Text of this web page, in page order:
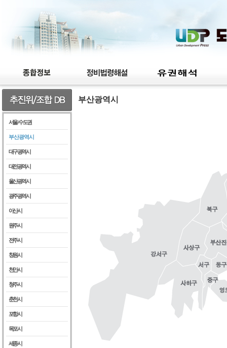
서울 / 수도권
부산광역시
대구광역시
대전광역시
울산광역시
광주광역시
아산시
원주시
전주시
창원시
천안시
청주시
춘천시
포항시
목포시
세종시
부산광역시